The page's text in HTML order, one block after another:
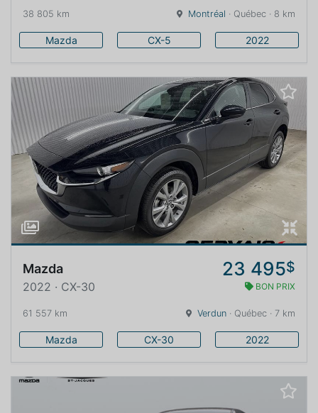
38 805 km Montréal · Québec · 8 km
Mazda CX-5 2022
Mazda 23 495$
2022 · CX-30 BON PRIX
61 557 km Verdun · Québec · 7 km
Mazda CX-30 2022